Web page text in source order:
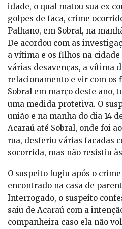
idade, o qual matou sua ex
golpes de faca, crime
Palhano, em Sobral, na
De acordou com as
a vítima e os filhos na cidade
várias desavenças, a vítima
relacionamento e vir com os
Sobral em março deste ano,
uma medida protetiva. O
união e na manha do dia 14
Acaraú até Sobral, onde foi
rua, desferiu várias facadas
socorrida, mas não resistiu
O suspeito fugiu após o
encontrado na casa de
Interrogado, o suspeito
saiu de Acaraú com a
companheira caso ela não